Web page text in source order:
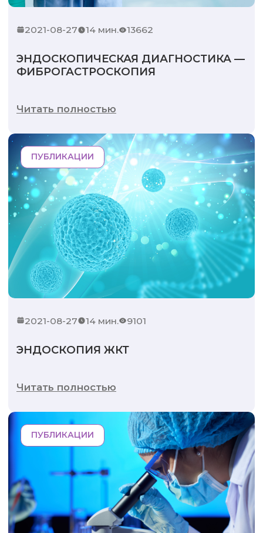
2021-08-27 14 мин. 13662
ЭНДОСКОПИЧЕСКАЯ ДИАГНОСТИКА —
ФИБРОГАСТРОСКОПИЯ
Читать полностью
ПУБЛИКАЦИИ
2021-08-27 14 мин. 9101
ЭНДОСКОПИЯ ЖКТ
Читать полностью
ПУБЛИКАЦИИ